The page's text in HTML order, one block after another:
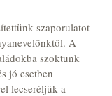
szaporulatot
A
szoktunk
jó esetben
lecseréljük a